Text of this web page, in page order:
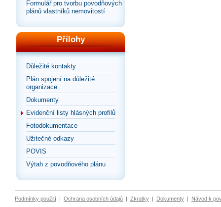
Formulář pro tvorbu povodňových
plánů vlastníků nemovitostí
Přílohy
Důležité kontakty
Plán spojení na důležité
organizace
Dokumenty
Evidenční listy hlásných profilů
Fotodokumentace
Užitečné odkazy
POVIS
Výtah z povodňového plánu
Podmínky použití | Ochrana osobních údajů | Zkratky | Dokumenty | Návod k